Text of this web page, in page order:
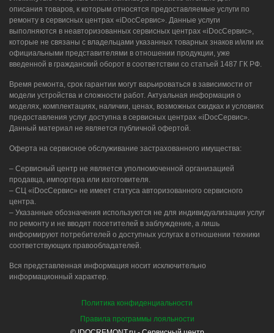
описания товаров, к которым относятся предоставляемые услуги по
ремонту в сервисных центрах «iDocСервис». Данные услуги
выполняются в неавторизованных сервисных центрах «iDocСервис»,
которые не связаны с владельцами указанных товарных знаков и/или их
официальными представителями в отношении продукции, уже
введенной в гражданский оборот в соответствии со статьей 1487 ГК РФ.
Время ремонта, срок гарантии могут варьироваться в зависимости от
модели устройства и сложности работ. Актуальная информация о
моделях, комплектациях, наличии, ценах, возможных скидках и условиях
предоставления услуг доступна в сервисных центрах «iDocСервис».
Данный материал не является публичной офертой.
Оферта на сервисное обслуживание застрахованного имущества:
– Сервисный центр не является уполномоченной организацией
продавца, импортера или изготовителя.
– СЦ «iDocСервис» не имеет статуса авторизованного сервисного
центра.
– Указанные обозначения используются не для индивидуализации услуг
по ремонту и не вводят посетителей в заблуждение, а лишь
информируют потребителей о доступных услугах в отношении техники
соответствующих правообладателей.
Вся представленная информация носит исключительно
информационный характер.
Политика конфиденциальности
Правила программы лояльности